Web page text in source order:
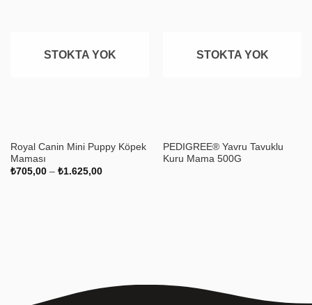
STOKTA YOK
Royal Canin Mini Puppy Köpek
Maması
₺705,00 – ₺1.625,00Fiyat
STOKTA YOK
PEDIGREE® Yavru Tavuklu
Kuru Mama 500G